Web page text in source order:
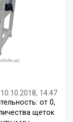
10.10.2018, 14:47
от 0,
щеток